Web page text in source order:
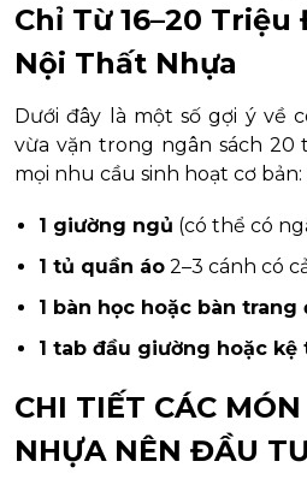
Chỉ Từ 16–20
Nội Thất Nhựa
Dưới đây là một số gợi ý về
vừa vặn trong ngân sách 20
mọi nhu cầu sinh hoạt cơ bản:
1 giường ngủ (có thể có
1 tủ quần áo 2–3 cánh có
1 bàn học hoặc bàn trang
1 tab đầu giường hoặc kệ
CHI TIẾT CÁC
NHỰA NÊN ĐẦU